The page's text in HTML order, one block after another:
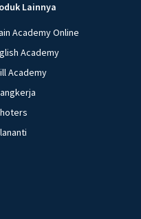
Lainnya
Academy Online
Academy
Academy